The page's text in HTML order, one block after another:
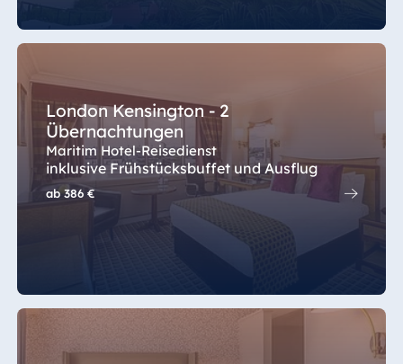
London Kensington - 2
Übernachtungen
Maritim Hotel-Reisedienst
inklusive Frühstücksbuffet und Ausflug
ab386 €